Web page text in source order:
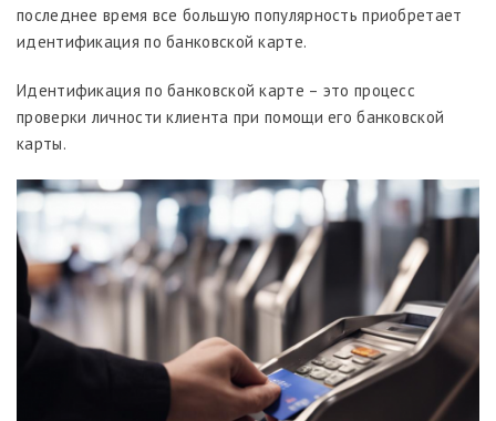
последнее время все большую популярность приобретает
идентификация по банковской карте.
Идентификация по банковской карте – это процесс
проверки личности клиента при помощи его банковской
карты.